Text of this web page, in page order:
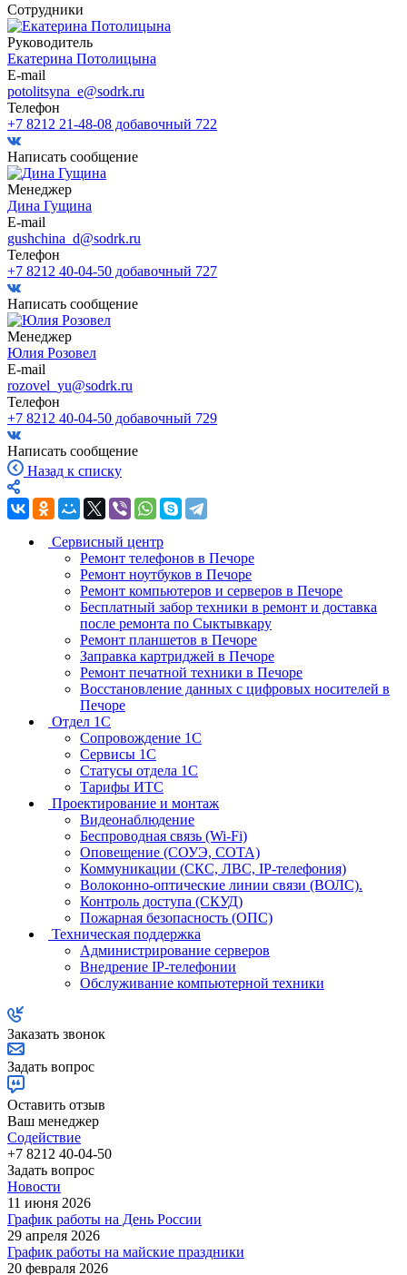
Сотрудники
Руководитель
Екатерина Потолицына
E-mail
potolitsyna_e@sodrk.ru
Телефон
+7 8212 21-48-08 добавочный 722
Написать сообщение
Менеджер
Дина Гущина
E-mail
gushchina_d@sodrk.ru
Телефон
+7 8212 40-04-50 добавочный 727
Написать сообщение
Менеджер
Юлия Розовел
E-mail
rozovel_yu@sodrk.ru
Телефон
+7 8212 40-04-50 добавочный 729
Написать сообщение
Назад к списку
Сервисный центр
Ремонт телефонов в Печоре
Ремонт ноутбуков в Печоре
Ремонт компьютеров и серверов в Печоре
Бесплатный забор техники в ремонт и доставка
после ремонта по Сыктывкару
Ремонт планшетов в Печоре
Заправка картриджей в Печоре
Ремонт печатной техники в Печоре
Восстановление данных с цифровых носителей в
Печоре
Отдел 1С
Сопровождение 1С
Сервисы 1С
Статусы отдела 1С
Тарифы ИТС
Проектирование и монтаж
Видеонаблюдение
Беспроводная связь (Wi-Fi)
Оповещение (СОУЭ, СОТА)
Коммуникации (СКС, ЛВС, IP-телефония)
Волоконно-оптические линии связи (ВОЛС).
Контроль доступа (СКУД)
Пожарная безопасность (ОПС)
Техническая поддержка
Администрирование серверов
Внедрение IP-телефонии
Обслуживание компьютерной техники
Заказать звонок
Задать вопрос
Оставить отзыв
Ваш менеджер
Содействие
+7 8212 40-04-50
Задать вопрос
Новости
11 июня 2026
График работы на День России
29 апреля 2026
График работы на майские праздники
20 февраля 2026